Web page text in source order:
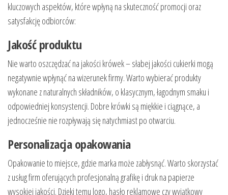
kluczowych aspektów, które wpłyną na skuteczność promocji oraz
satysfakcję odbiorców:
Jakość produktu
Nie warto oszczędzać na jakości krówek – słabej jakości cukierki mogą
negatywnie wpłynąć na wizerunek firmy. Warto wybierać produkty
wykonane z naturalnych składników, o klasycznym, łagodnym smaku i
odpowiedniej konsystencji. Dobre krówki są miękkie i ciągnące, a
jednocześnie nie rozpływają się natychmiast po otwarciu.
Personalizacja opakowania
Opakowanie to miejsce, gdzie marka może zabłysnąć. Warto skorzystać
z usług firm oferujących profesjonalną grafikę i druk na papierze
wysokiej jakości. Dzięki temu logo, hasło reklamowe czy wyjątkowy